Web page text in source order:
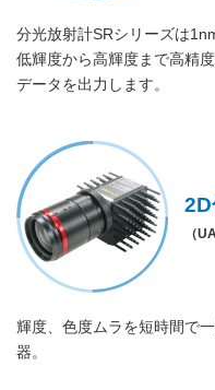
分光放射計SRシリーズは
低輝度から高輝度まで高精
データを出力します。
（
輝度、色度ムラを短時間で
器。